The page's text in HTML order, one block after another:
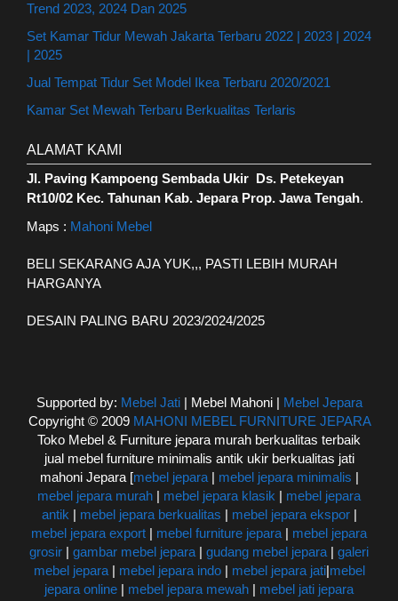
Trend 2023, 2024 Dan 2025
Set Kamar Tidur Mewah Jakarta Terbaru 2022 | 2023 | 2024
| 2025
Jual Tempat Tidur Set Model Ikea Terbaru 2020/2021
Kamar Set Mewah Terbaru Berkualitas Terlaris
ALAMAT KAMI
Jl. Paving Kampoeng Sembada Ukir Ds. Petekeyan
Rt10/02 Kec. Tahunan Kab. Jepara Prop. Jawa Tengah.
Maps : Mahoni Mebel
BELI SEKARANG AJA YUK,,, PASTI LEBIH MURAH
HARGANYA
DESAIN PALING BARU 2023/2024/2025
Supported by: Mebel Jati| Mebel Mahoni | Mebel Jepara
Copyright © 2009 MAHONI MEBEL FURNITURE JEPARA
Toko Mebel & Furniture jepara murah berkualitas terbaik
jual mebel furniture minimalis antik ukir berkualitas jati
mahoni Jepara [mebel jepara| mebel jepara minimalis |
mebel jepara murah | mebel jepara klasik | mebel jepara
antik | mebel jepara berkualitas | mebel jepara ekspor|
mebel jepara export | mebel furniture jepara | mebel jepara
grosir | gambar mebel jepara | gudang mebel jepara | galeri
mebel jepara| mebel jepara indo| mebel jepara jati|mebel
jepara online | mebel jepara mewah | mebel jati jepara